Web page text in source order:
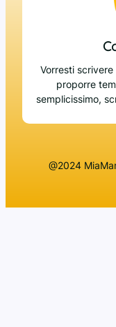
Vorresti
proporre
semplicissimo,
@2024